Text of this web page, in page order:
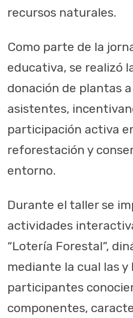
recursos naturales.
Como parte de la
educativa, se realizó
donación de plantas a
asistentes,
participación activa
reforestación y
entorno.
Durante el taller se
actividades
“Lotería Forestal”,
mediante la cual las y
participantes
componentes,